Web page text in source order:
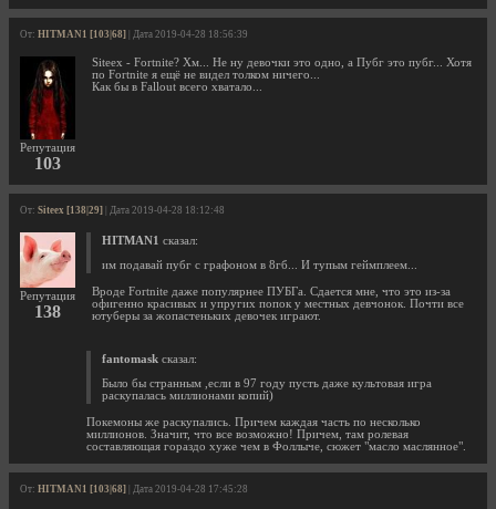
От: HITMAN1 [103|68] | Дата 2019-04-28 18:56:39
Репутация
103
Siteex - Fortnite? Хм... Не ну девочки это одно, а Пубг это пубг... Хотя
по Fortnite я ещё не видел толком ничего...
Как бы в Fallout всего хватало...
От: Siteex [138|29] | Дата 2019-04-28 18:12:48
Репутация
138
HITMAN1 сказал:
им подавай пубг с графоном в 8гб... И тупым геймплеем...
Вроде Fortnite даже популярнее ПУБГа. Сдается мне, что это из-за
офигенно красивых и упругих попок у местных девчонок. Почти все
ютуберы за жопастеньких девочек играют.
fantomask сказал:
Было бы странным ,если в 97 году пусть даже культовая игра
раскупалась миллионами копий)
Покемоны же раскупались. Причем каждая часть по несколько
миллионов. Значит, что все возможно! Причем, там ролевая
составляющая гораздо хуже чем в Фоллыче, сюжет "масло маслянное".
От: HITMAN1 [103|68] | Дата 2019-04-28 17:45:28